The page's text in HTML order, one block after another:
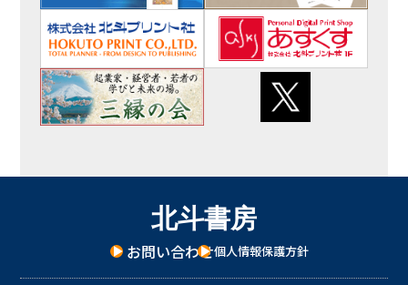
北斗書房
お問い合わせ個人情報保護方針